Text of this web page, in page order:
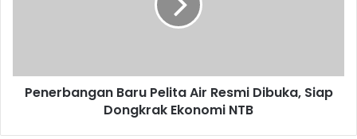
Penerbangan Baru Pelita Air Resmi Dibuka, Siap
Dongkrak Ekonomi NTB